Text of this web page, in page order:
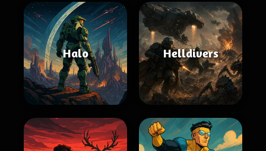
Halo Helldivers